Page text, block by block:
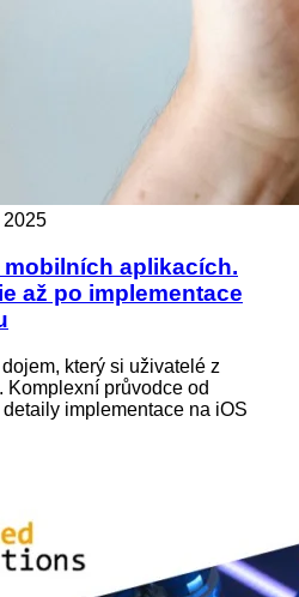
2025
aplikacích.
až po implementace
který si uživatelé z
průvodce od
implementace na iOS